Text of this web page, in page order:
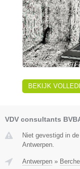
BEKIJK
VDV consultants
Niet gevestigd in
Antwerpen.
Antwerpen »